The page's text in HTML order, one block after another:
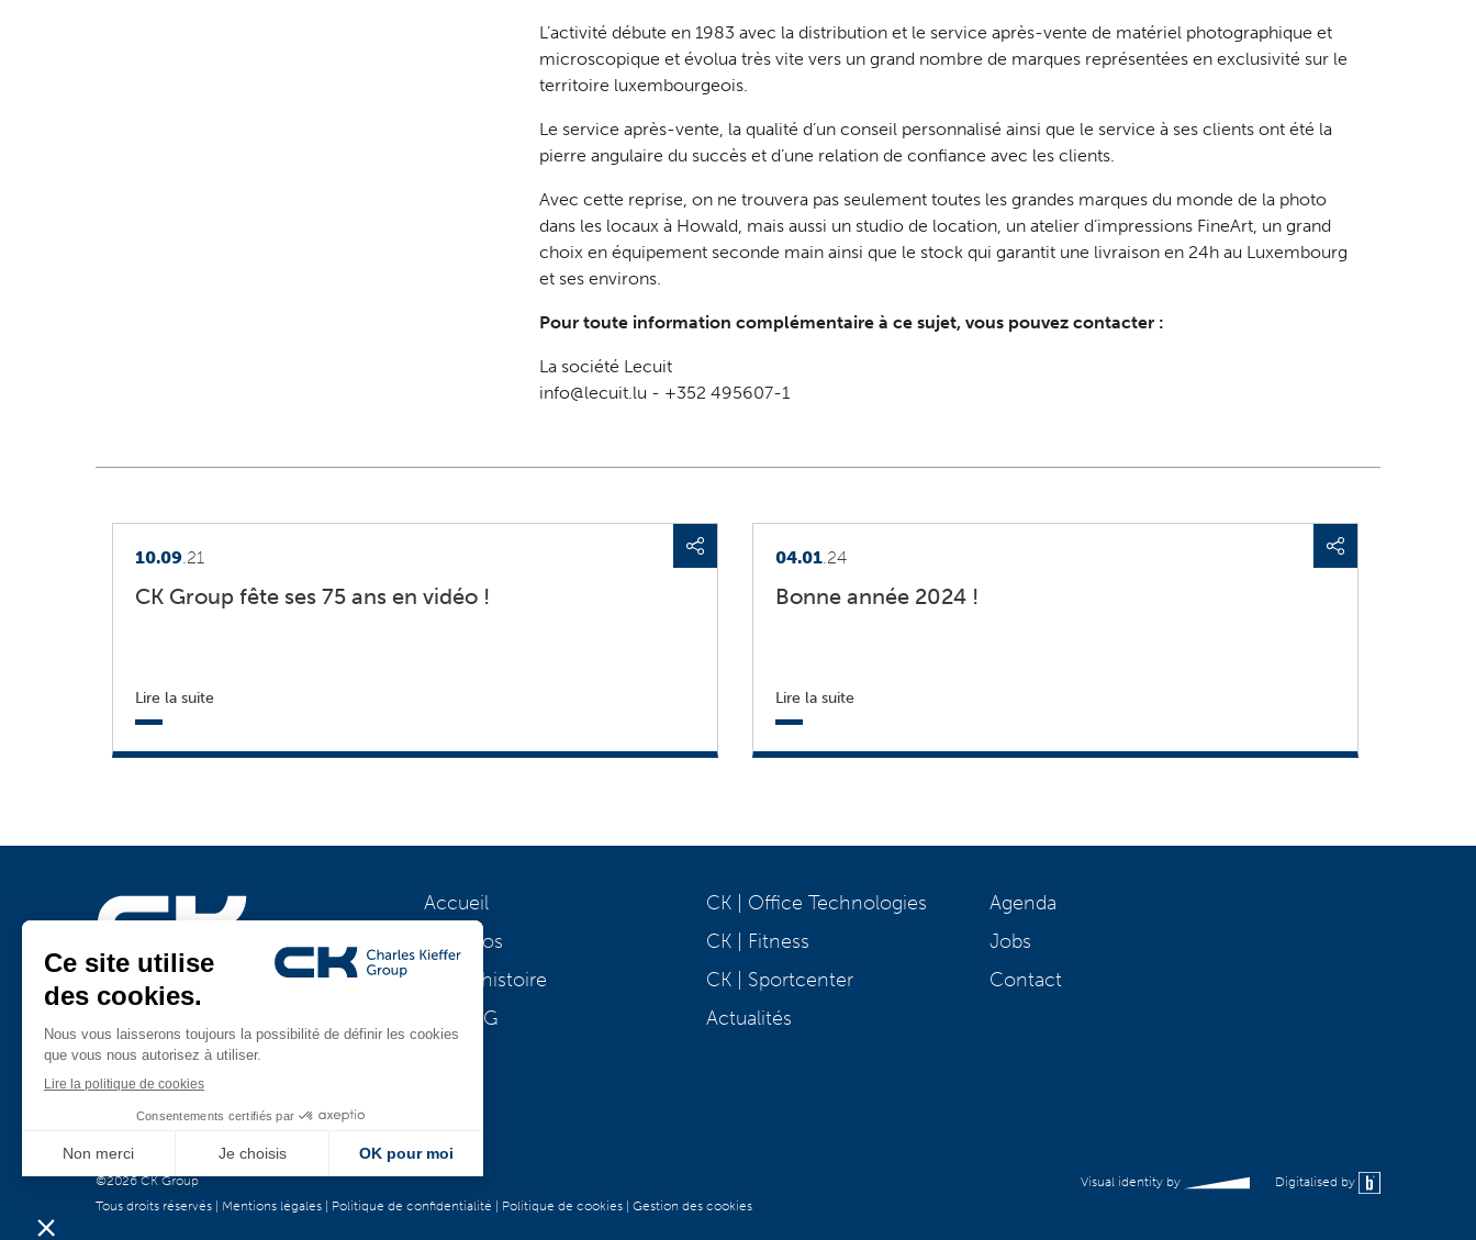
L’activité débute en 1983 avec la distribution et le service après-vente de matériel photographique et
microscopique et évolua très vite vers un grand nombre de marques représentées en exclusivité sur le
territoire luxembourgeois.
Le service après-vente, la qualité d’un conseil personnalisé ainsi que le service à ses clients ont été la
pierre angulaire du succès et d’une relation de confiance avec les clients.
Avec cette reprise, on ne trouvera pas seulement toutes les grandes marques du monde de la photo
dans les locaux à Howald, mais aussi un studio de location, un atelier d’impressions FineArt, un grand
choix en équipement seconde main ainsi que le stock qui garantit une livraison en 24h au Luxembourg
et ses environs.
Pour toute information complémentaire à ce sujet, vous pouvez contacter :
La société Lecuit
info@lecuit.lu - +352 495607-1
10.09.21
CK Group fête ses 75 ans en vidéo !
Lire la suite
04.01.24
Bonne année 2024 !
Lire la suite
Rejoignez-nous
TeamViewer
Accueil
À propos
Notre histoire
CK MAG
CK | Office Technologies
CK | Fitness
CK | Sportcenter
Actualités
Agenda
Jobs
Contact
©2026 CK Group
Tous droits réservés | Mentions légales | Politique de confidentialité | Politique de cookies | Gestion des cookies
Visual identity by Digitalised by